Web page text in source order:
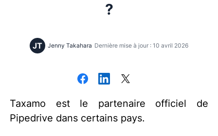
?
JT Jenny Takahara Dernière mise à jour : 10 avril 2026
Taxamo est le partenaire officiel de
Pipedrive dans certains pays.